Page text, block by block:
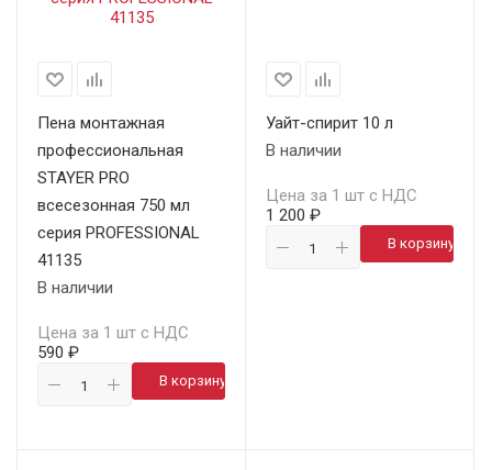
Пена монтажная
профессиональная
STAYER PRO
всесезонная 750 мл
серия PROFESSIONAL
41135
В наличии
Цена за 1 шт с НДС
590 ₽
В корзину
Уайт-спирит 10 л
В наличии
Цена за 1 шт с НДС
1 200 ₽
В корзину